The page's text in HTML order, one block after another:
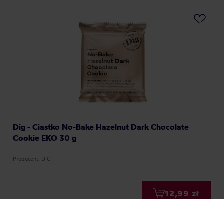
Dig - Ciastko No-Bake Hazelnut Dark Chocolate
Cookie EKO 30 g
Producent: DIG
12,99 zł